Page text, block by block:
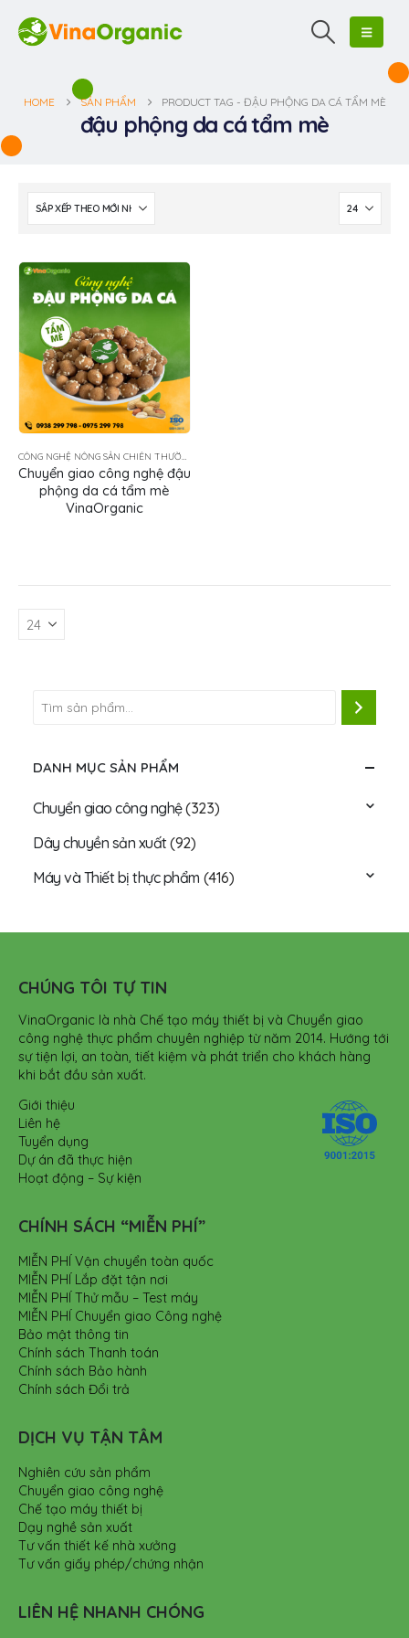
HOME SẢN PHẨM PRODUCT TAG - ĐẬU PHỘNG DA CÁ TẨM MÈ
đậu phộng da cá tẩm mè
CÔNG NGHỆ NÔNG SẢN CHIÊN THƯỜNG TẨM GIA VỊ
Chuyển giao công nghệ đậu
phộng da cá tẩm mè
VinaOrganic
DANH MỤC SẢN PHẨM
Chuyển giao công nghệ(323)
Dây chuyền sản xuất(92)
Máy và Thiết bị thực phẩm (416)
CHÚNG TÔI TỰ TIN
VinaOrganic là nhà Chế tạo máy thiết bị và Chuyển giao
công nghệ thực phẩm chuyên nghiệp từ năm 2014. Hướng tới
sự tiện lợi, an toàn, tiết kiệm và phát triển cho khách hàng
khi bắt đầu sản xuất.
Giới thiệu
Liên hệ
Tuyển dụng
Dự án đã thực hiện
Hoạt động – Sự kiện
CHÍNH SÁCH “MIỄN PHÍ”
MIỄN PHÍ Vận chuyển toàn quốc
MIỄN PHÍ Lắp đặt tận nơi
MIỄN PHÍ Thử mẫu – Test máy
MIỄN PHÍ Chuyển giao Công nghệ
Bảo mật thông tin
Chính sách Thanh toán
Chính sách Bảo hành
Chính sách Đổi trả
DỊCH VỤ TẬN TÂM
Nghiên cứu sản phẩm
Chuyển giao công nghệ
Chế tạo máy thiết bị
Dạy nghề sản xuất
Tư vấn thiết kế nhà xưởng
Tư vấn giấy phép/chứng nhận
LIÊN HỆ NHANH CHÓNG